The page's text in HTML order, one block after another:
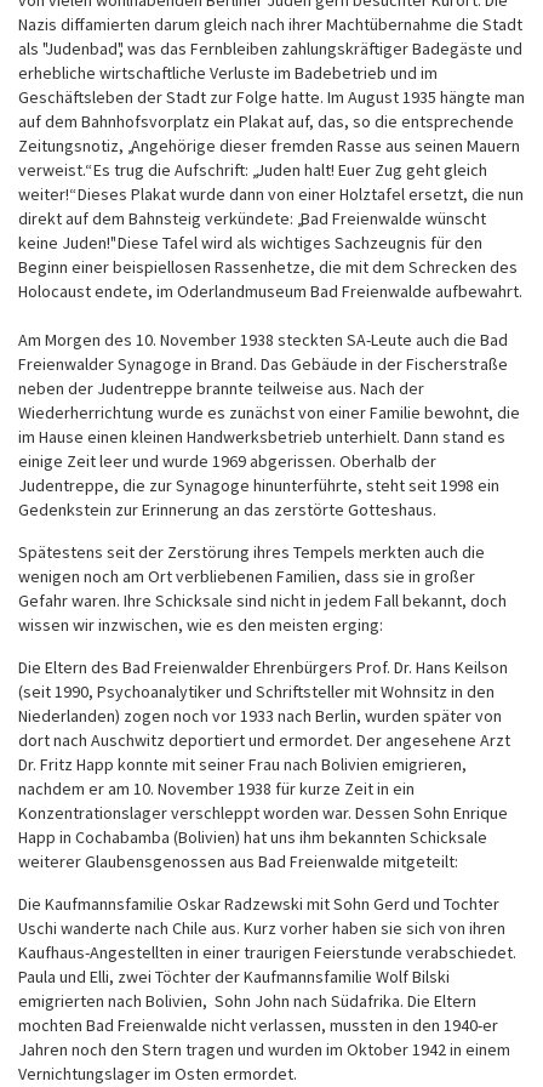
Nazis diffamierten darum gleich nach ihrer Machtübernahme die Stadt
als "Judenbad", was das Fernbleiben zahlungskräftiger Badegäste und
erhebliche wirtschaftliche Verluste im Badebetrieb und im
Geschäftsleben der Stadt zur Folge hatte. Im August 1935 hängte man
auf dem Bahnhofsvorplatz ein Plakat auf, das, so die entsprechende
Zeitungsnotiz, „Angehörige dieser fremden Rasse aus seinen Mauern
verweist.“ Es trug die Aufschrift: „Juden halt! Euer Zug geht gleich
weiter!“ Dieses Plakat wurde dann von einer Holztafel ersetzt, die nun
direkt auf dem Bahnsteig verkündete: „Bad Freienwalde wünscht
keine Juden!" Diese Tafel wird als wichtiges Sachzeugnis für den
Beginn einer beispiellosen Rassenhetze, die mit dem Schrecken des
Holocaust endete, im Oderlandmuseum Bad Freienwalde aufbewahrt.
Am Morgen des 10. November 1938 steckten SA-Leute auch die Bad
Freienwalder Synagoge in Brand. Das Gebäude in der Fischerstraße
neben der Judentreppe brannte teilweise aus. Nach der
Wiederherrichtung wurde es zunächst von einer Familie bewohnt, die
im Hause einen kleinen Handwerksbetrieb unterhielt. Dann stand es
einige Zeit leer und wurde 1969 abgerissen. Oberhalb der
Judentreppe, die zur Synagoge hinunterführte, steht seit 1998 ein
Gedenkstein zur Erinnerung an das zerstörte Gotteshaus.
Spätestens seit der Zerstörung ihres Tempels merkten auch die
wenigen noch am Ort verbliebenen Familien, dass sie in großer
Gefahr waren. Ihre Schicksale sind nicht in jedem Fall bekannt, doch
wissen wir inzwischen, wie es den meisten erging:
Die Eltern des Bad Freienwalder Ehrenbürgers Prof. Dr. Hans Keilson
(seit 1990, Psychoanalytiker und Schriftsteller mit Wohnsitz in den
Niederlanden) zogen noch vor 1933 nach Berlin, wurden später von
dort nach Auschwitz deportiert und ermordet. Der angesehene Arzt
Dr. Fritz Happ konnte mit seiner Frau nach Bolivien emigrieren,
nachdem er am 10. November 1938 für kurze Zeit in ein
Konzentrationslager verschleppt worden war. Dessen Sohn Enrique
Happ in Cochabamba (Bolivien) hat uns ihm bekannten Schicksale
weiterer Glaubensgenossen aus Bad Freienwalde mitgeteilt:
Die Kaufmannsfamilie Oskar Radzewski mit Sohn Gerd und Tochter
Uschi wanderte nach Chile aus. Kurz vorher haben sie sich von ihren
Kaufhaus-Angestellten in einer traurigen Feierstunde verabschiedet.
Paula und Elli, zwei Töchter der Kaufmannsfamilie Wolf Bilski
emigrierten nach Bolivien, Sohn John nach Südafrika. Die Eltern
mochten Bad Freienwalde nicht verlassen, mussten in den 1940-er
Jahren noch den Stern tragen und wurden im Oktober 1942 in einem
Vernichtungslager im Osten ermordet.